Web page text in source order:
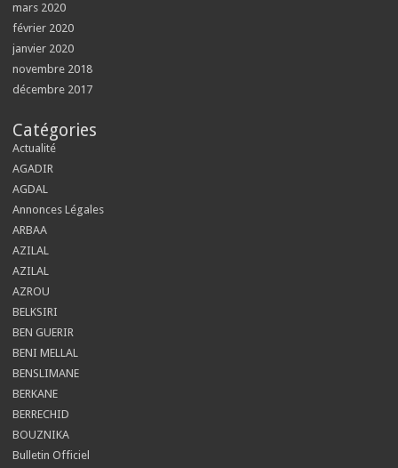
mars 2020
février 2020
janvier 2020
novembre 2018
décembre 2017
Catégories
Actualité
AGADIR
AGDAL
Annonces Légales
ARBAA
AZILAL
AZILAL
AZROU
BELKSIRI
BEN GUERIR
BENI MELLAL
BENSLIMANE
BERKANE
BERRECHID
BOUZNIKA
Bulletin Officiel